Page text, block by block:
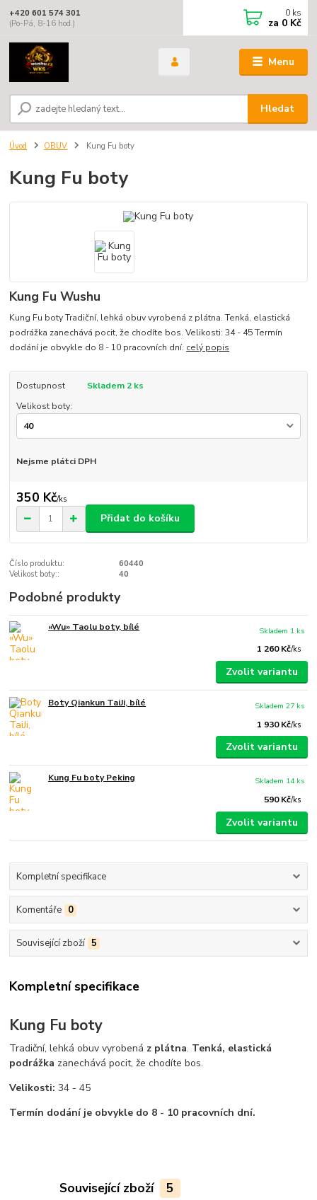
Menu
Hledat
+420 601 574 301
(Po-Pá, 8-16 hod.)
0 ks
za 0 Kč
Úvod OBUV Kung Fu boty
Kung Fu boty
Kung Fu Wushu
Kung Fu boty Tradiční, lehká obuv vyrobená z plátna. Tenká, elastická
podrážka zanechává pocit, že chodíte bos. Velikosti: 34 - 45 Termín
dodání je obvykle do 8 - 10 pracovních dní. celý popis
Dostupnost
Skladem 2 ks
Velikost boty:
Nejsme plátci DPH
350 Kč/ks
Přidat do košíku
Číslo produktu:
60440
Velikost boty::
40
Podobné produkty
«Wu» Taolu boty, bílé
1 260 Kč/ks
Skladem 1 ks
Zvolit variantu
Boty Qiankun TaiJi, bílé
1 930 Kč/ks
Skladem 27 ks
Zvolit variantu
Kung Fu boty Peking
590 Kč/ks
Skladem 14 ks
Zvolit variantu
Kompletní specifikace
Komentáře 0
Související zboží 5
Kompletní specifikace
Kung Fu boty
Tradiční, lehká obuv vyrobená z plátna. Tenká, elastická
podrážka zanechává pocit, že chodíte bos.
Velikosti: 34 - 45
Termín dodání je obvykle do 8 - 10 pracovních dní.
Související zboží 5